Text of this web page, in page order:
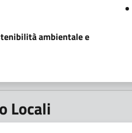
ambientale e
Locali